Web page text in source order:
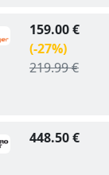
159.00 €
(-27%)
219.99 €
448.50 €